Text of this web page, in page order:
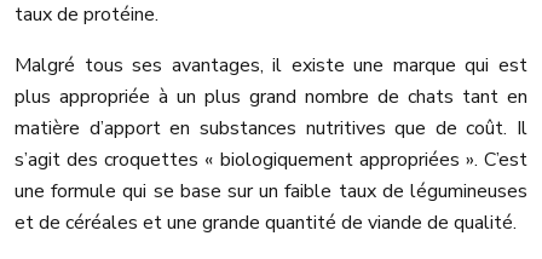
taux de protéine.
Malgré tous ses avantages, il existe une marque qui est
plus appropriée à un plus grand nombre de chats tant en
matière d’apport en substances nutritives que de coût. Il
s’agit des croquettes « biologiquement appropriées ». C’est
une formule qui se base sur un faible taux de légumineuses
et de céréales et une grande quantité de viande de qualité.